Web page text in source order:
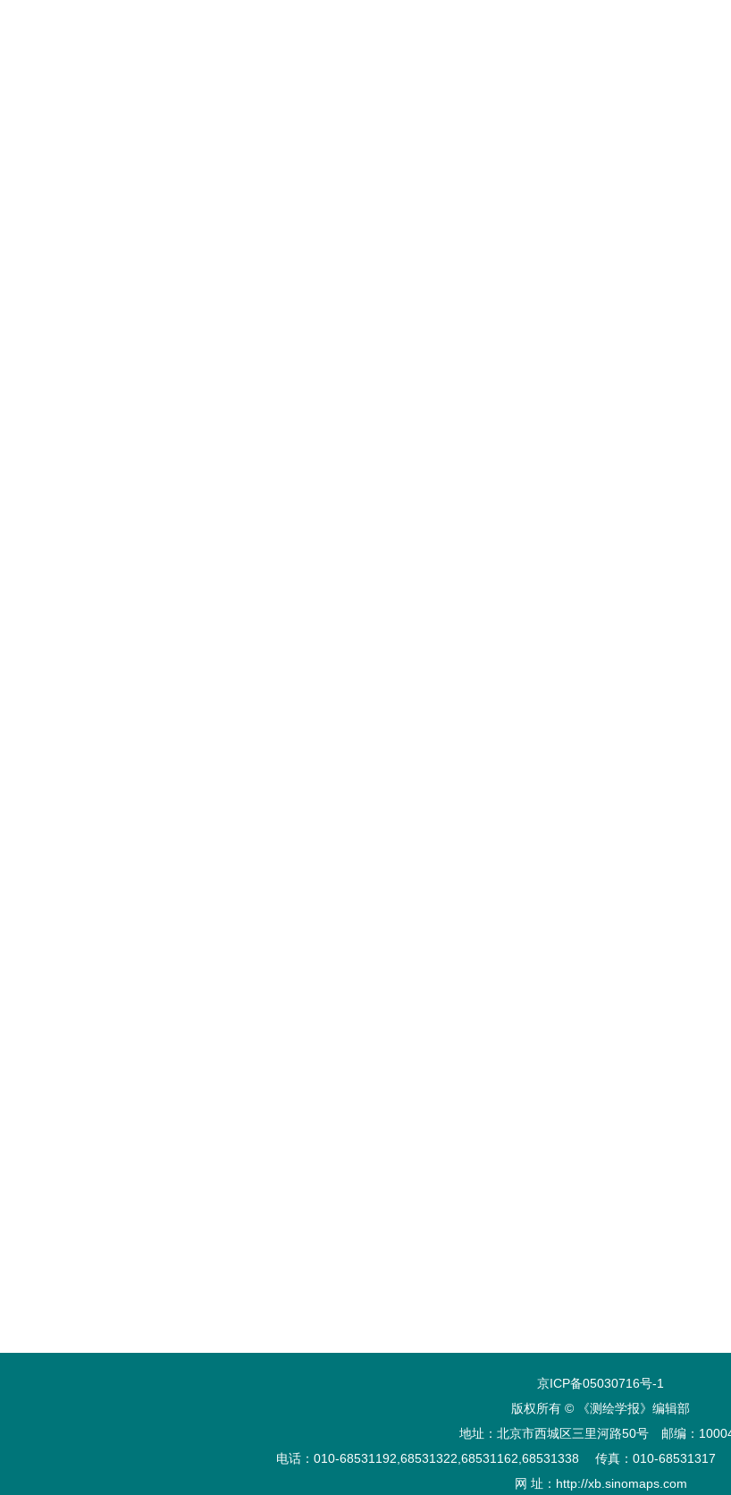
京ICP备05030716号-1
版权所有 © 《测绘学报》编辑部
地址：北京市西城区三里河路50号 邮编：
电话：010-68531192,68531322,68531162,68531338 传真：010-68531317
网 址： http://xb.sinomaps.com